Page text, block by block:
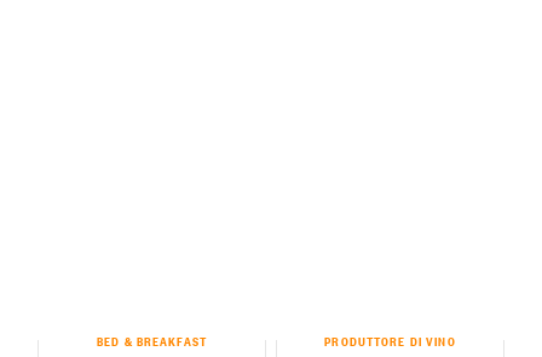
BED & BREAKFAST PRODUTTORE DI VINO